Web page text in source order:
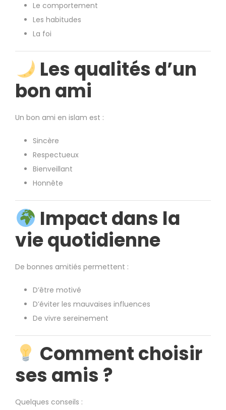
Le comportement
Les habitudes
La foi
Les qualités d’un
bon ami
Un bon ami en islam est :
Sincère
Respectueux
Bienveillant
Honnête
Impact dans la
vie quotidienne
De bonnes amitiés permettent :
D’être motivé
D’éviter les mauvaises influences
De vivre sereinement
Comment choisir
ses amis ?
Quelques conseils :